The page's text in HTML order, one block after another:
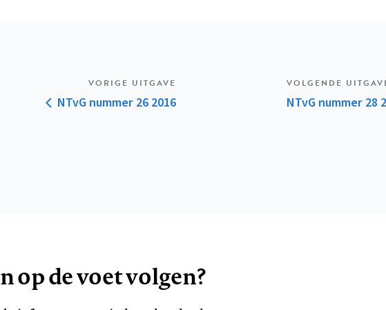
VORIGE UITGAVE
NTvG nummer 26 2016
VOLGENDE
NTvG nummer 28
de voet volgen?